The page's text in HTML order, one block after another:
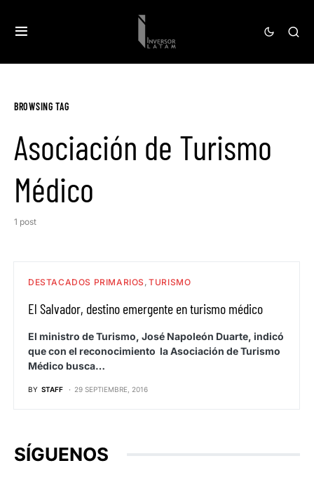
BROWSING TAG
Asociación de Turismo
Médico
1 post
DESTACADOS PRIMARIOS TURISMO
El Salvador, destino emergente en turismo médico
El ministro de Turismo, José Napoleón Duarte, indicó
que con el reconocimiento la Asociación de Turismo
Médico busca…
BY STAFF 29 SEPTIEMBRE, 2016
SÍGUENOS